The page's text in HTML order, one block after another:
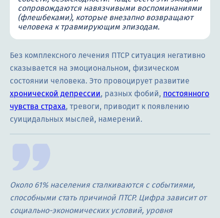
сопровождаются навязчивыми воспоминаниями
(флешбеками), которые внезапно возвращают
человека к травмирующим эпизодам.
Без комплексного лечения ПТСР ситуация негативно
сказывается на эмоциональном, физическом
состоянии человека. Это провоцирует развитие
хронической депрессии, разных фобий, постоянного
чувства страха, тревоги, приводит к появлению
суицидальных мыслей, намерений.
Около 61% населения сталкиваются с событиями,
способными стать причиной ПТСР. Цифра зависит от
социально-экономических условий, уровня